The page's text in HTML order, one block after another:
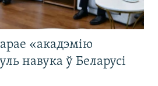
«акадэмію
навука ў Беларусі